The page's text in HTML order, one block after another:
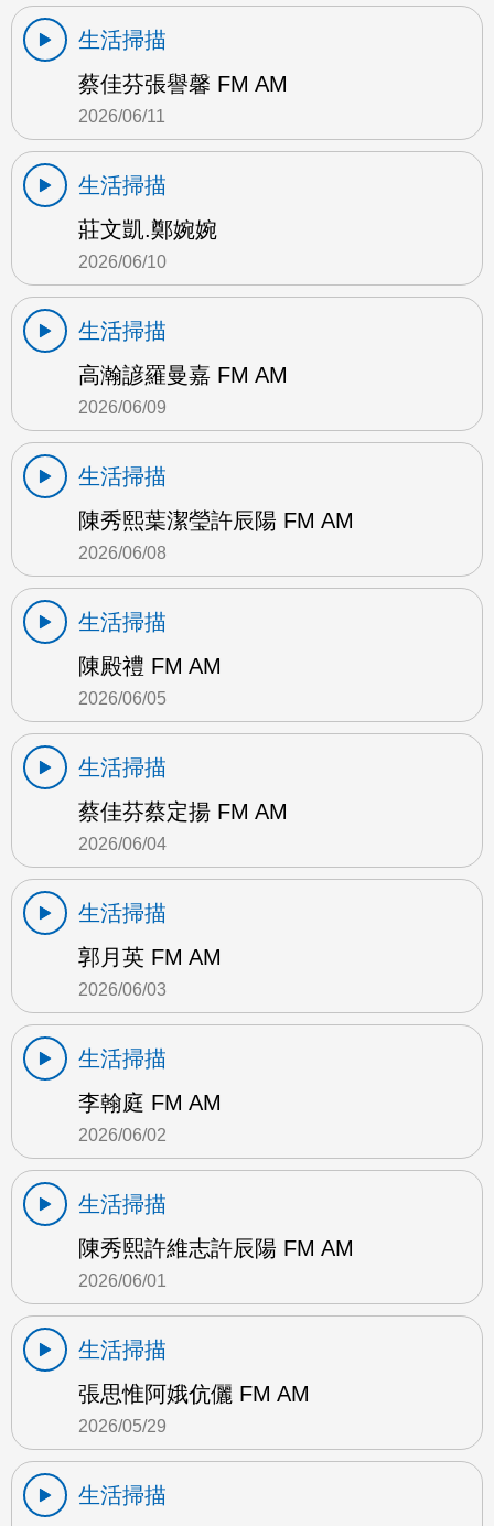
生活掃描
蔡佳芬張譽馨 FM AM
2026/06/11
生活掃描
莊文凱.鄭婉婉
2026/06/10
生活掃描
高瀚諺羅曼嘉 FM AM
2026/06/09
生活掃描
陳秀熙葉潔瑩許辰陽 FM AM
2026/06/08
生活掃描
陳殿禮 FM AM
2026/06/05
生活掃描
蔡佳芬蔡定揚 FM AM
2026/06/04
生活掃描
郭月英 FM AM
2026/06/03
生活掃描
李翰庭 FM AM
2026/06/02
生活掃描
陳秀熙許維志許辰陽 FM AM
2026/06/01
生活掃描
張思惟阿娥伉儷 FM AM
2026/05/29
生活掃描